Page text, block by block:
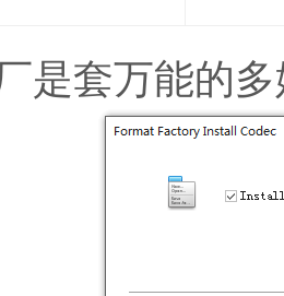
是套万能的